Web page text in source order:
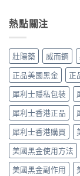
這
5
事〉
反
穩？〉
中
效
高
勃
起
硬
度〉
中
不
能
使
用
血
管
擴
張
類
藥
物：
硝
酸
酯
死
士
（他
拉
非）
劑
量
點
揀？
10mg、
20mg
按
需
定
5mg
每
熱點關注
壯陽藥 威而鋼
正品美國黑金
正
犀利士隱私包裝
犀利士香港正品
犀利士香港購買
美國黑金使用方法
美國黑金副作用